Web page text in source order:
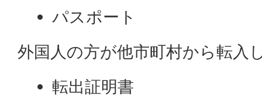
パスポート
外国人の方が他市町村から転入
転出証明書